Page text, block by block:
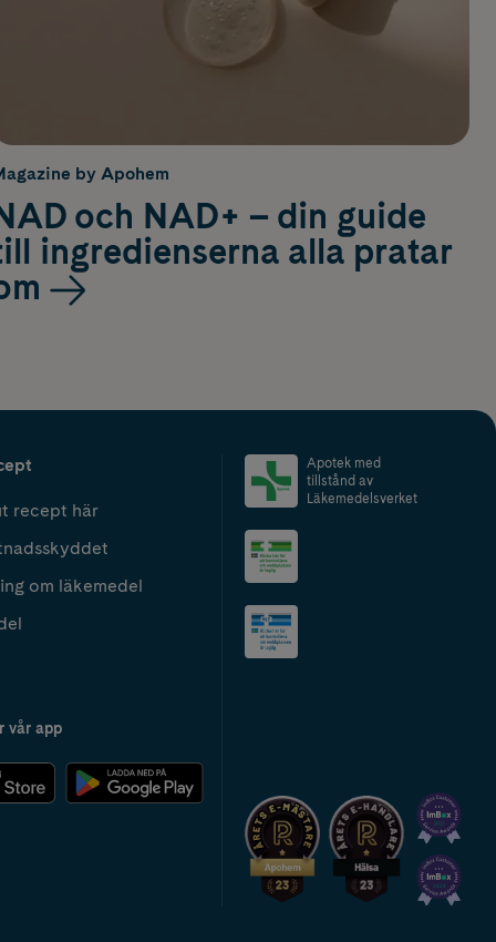
by Apohem
och NAD+ – din guide
ingredienserna alla pratar
recept här
om läkemedel
vår app
Apotek med
tillstånd av
Läkemedelsverket
2024